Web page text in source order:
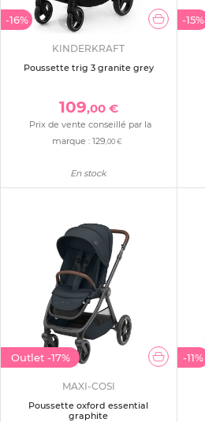
-16%
KINDERKRAFT
Poussette trig 3 granite grey
109,00 €
Prix de vente conseillé par la
marque : 129,00 €
En stock
-15%
Outlet -17%
MAXI-COSI
Poussette oxford essential
graphite
-11%